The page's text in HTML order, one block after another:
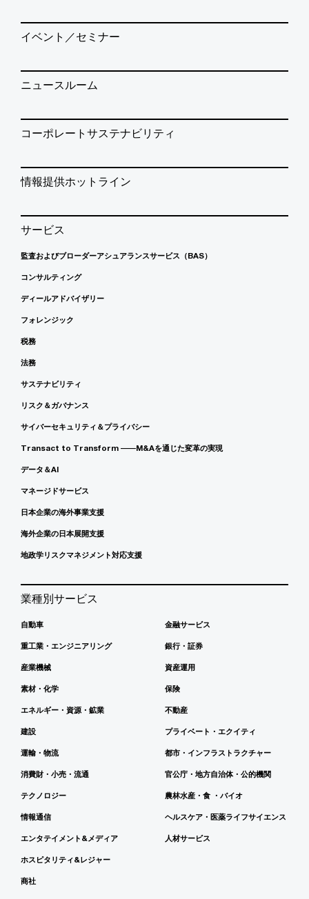
イベント／セミナー
ニュースルーム
コーポレートサステナビリティ
情報提供ホットライン
サービス
監査およびブローダーアシュアランスサービス（BAS）
コンサルティング
ディールアドバイザリー
フォレンジック
税務
法務
サステナビリティ
リスク＆ガバナンス
サイバーセキュリティ＆プライバシー
Transact to Transform ――M&Aを通じた変革の実現
データ＆AI
マネージドサービス
日本企業の海外事業支援
海外企業の日本展開支援
地政学リスクマネジメント対応支援
業種別サービス
自動車
重工業・エンジニアリング
産業機械
素材・化学
エネルギー・資源・鉱業
建設
運輸・物流
消費財・小売・流通
テクノロジー
情報通信
エンタテイメント&メディア
ホスピタリティ&レジャー
商社
金融サービス
銀行・証券
資産運用
保険
不動産
プライベート・エクイティ
都市・インフラストラクチャー
官公庁・地方自治体・公的機関
農林水産・食 ・バイオ
ヘルスケア・医薬ライフサイエンス
人材サービス